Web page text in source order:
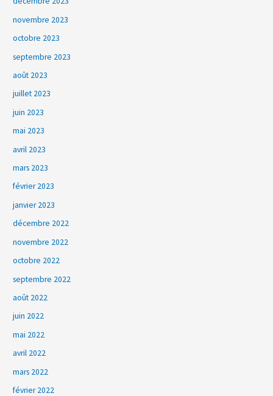
novembre 2023
octobre 2023
septembre 2023
août 2023
juillet 2023
juin 2023
mai 2023
avril 2023
mars 2023
février 2023
janvier 2023
décembre 2022
novembre 2022
octobre 2022
septembre 2022
août 2022
juin 2022
mai 2022
avril 2022
mars 2022
février 2022